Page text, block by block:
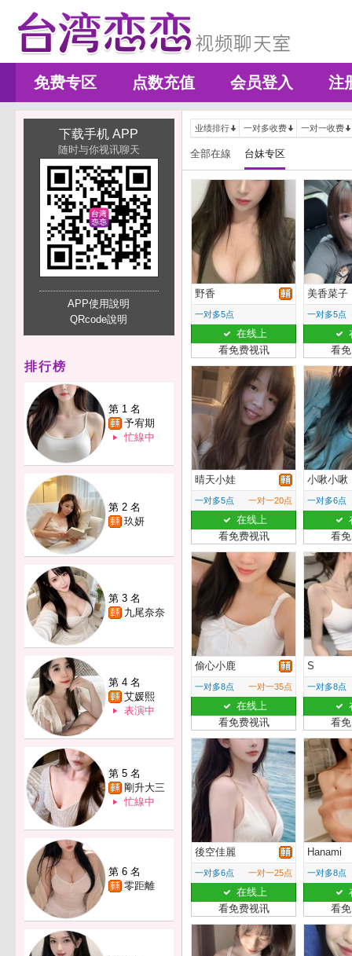
免费专区 点数充值 会员登入 注
下载手机 APP
随时与你视讯聊天
APP使用說明
QRcode說明
排行榜
第 1 名
予宥期
忙線中
第 2 名
玖妍
第 3 名
九尾奈奈
第 4 名
艾媛熙
表演中
第 5 名
剛升大三
忙線中
第 6 名
零距離
业绩排行 一对多收费 一对一收费
全部在線 台妹专区
野香
一对多5点
在线上
看免费视讯
美香菜子
一对多5点
看
晴天小娃
一对多5点 一对一20点
在线上
看免费视讯
小啾小啾
一对多6点
看
偷心小鹿
一对多8点 一对一35点
在线上
看免费视讯
S
一对多8点
看
後空佳麗
一对多6点 一对一25点
在线上
看免费视讯
Hanami
一对多8点
看